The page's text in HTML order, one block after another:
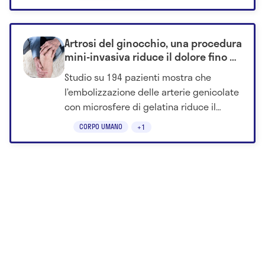
CORPO UMANO +1
Artrosi del ginocchio, una procedura
mini-invasiva riduce il dolore fino a
12 mesi
Studio su 194 pazienti mostra che
l’embolizzazione delle arterie genicolate
con microsfere di gelatina riduce il
dolore da 7 a 3 in un anno, migliorando